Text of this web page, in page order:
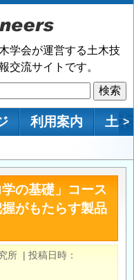
学会が運営する土木技
交流サイトです。
利用案内 土 >
の基礎」コース
がもたらす製品
所 | 投稿日時